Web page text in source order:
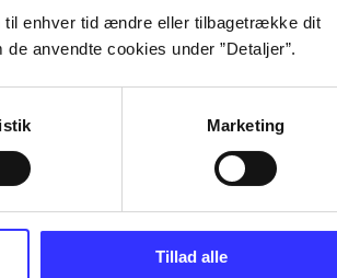
til enhver tid ændre eller tilbagetrække dit
anvendte cookies under ”Detaljer”.
Marketing
Tillad alle